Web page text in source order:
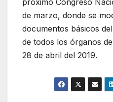
próximo Congreso
de marzo, donde se
documentos básicos
de todos los órganos
28 de abril del 2019.